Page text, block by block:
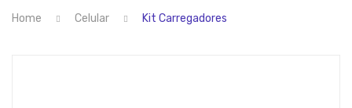
Home Celular Kit Carregadores